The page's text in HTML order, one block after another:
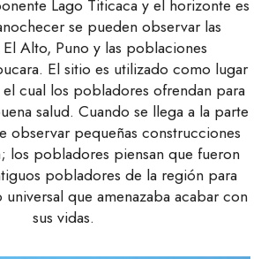
Lago Titicaca y el horizonte es
se pueden observar las
Alto, Puno y las poblaciones
El sitio es utilizado como lugar
cual los pobladores ofrendan para
salud. Cuando se llega a la parte
observar pequeñas construcciones
los pobladores piensan que fueron
pobladores de la región para
que amenazaba acabar con
sus vidas.